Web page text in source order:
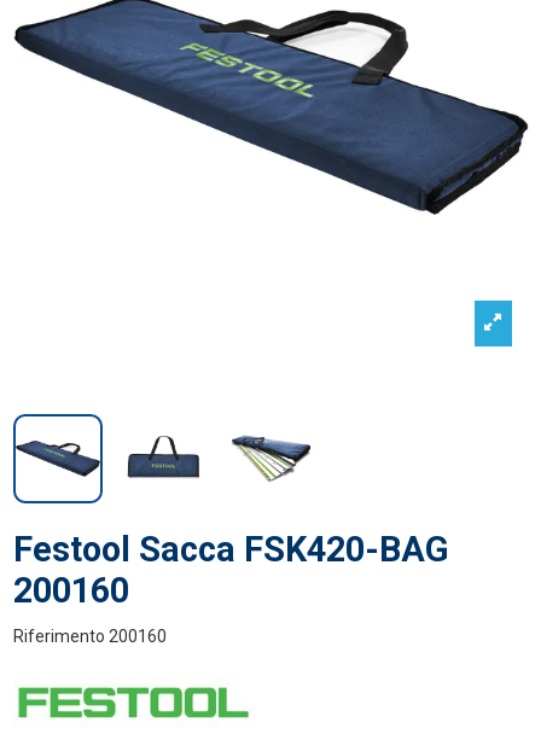
Festool Sacca FSK420-BAG
200160
Riferimento 200160